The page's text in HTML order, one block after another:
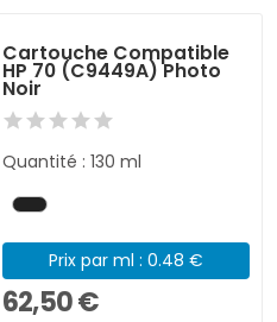
Cartouche Compatible
HP 70 (C9449A) Photo
Noir
Quantité : 130 ml
Prix par ml : 0.48 €
62,50 €